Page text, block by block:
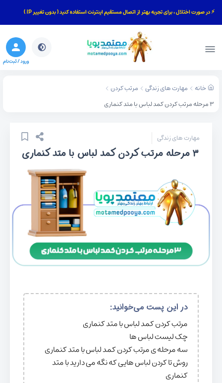
⚡ در صورت اختلال ، برای تجربه بهتر از اتصال مستقیم اینترنت استفاده کنید ( بدون تغییر IP )
ورود / ثبت‌نام
جستجو
خانه مهارت های زندگی
مرتب کردن
۳ مرحله مرتب کردن کمد لباس با متد کنماری
مهارت های زندگی
۳ مرحله مرتب کردن کمد لباس با متد کنماری
در این پست می‌خوانید:
مرتب کردن کمد لباس با متد کنماری
چک لیست لباس ها
سه مرحله ی مرتب کردن کمد لباس با متد کنماری
روش تا کردن لباس هایی که نگه می دارید با متد
کنماری
بستن